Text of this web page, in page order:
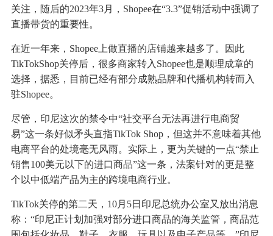
关注，随后的2023年3月，Shopee在“3.3”促销活动中强调了
直播带货的重要性。
在近一年来，Shopee上做直播的店铺越来越多了。因此
TikTokShop关停后，很多商家转入Shopee也是顺理成章的
选择，据悉，目前已经有部分成熟品牌和代播机构转而入
驻Shopee。
尽管，印尼这次的禁令中“社交平台无法再进行电商贸
易”这一条好似矛头直指TikTok Shop，但这并不意味着其他
电商平台的处境毫无风雨。实际上，更为关键的一点“禁止
销售100美元以下的进口商品”这一条，法案针对的更是整
个以中低端产品为主的跨境电商行业。
TikTok关停的第二天，10月5日印尼总统办公室又放出消息
称：“印尼正计划加强对部分进口商品的海关监管，商品范